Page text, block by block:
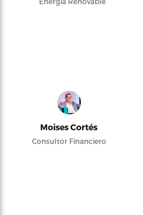
Moises Cortés
Consultor Financiero